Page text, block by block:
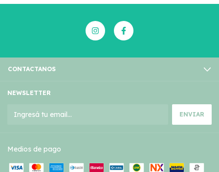
CONTACTANOS
NEWSLETTER
Medios de pago